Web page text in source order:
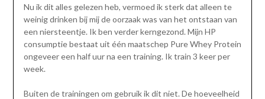
Nu ik dit alles gelezen heb, vermoed ik sterk dat alleen te
weinig drinken bij mij de oorzaak was van het ontstaan van
een niersteentje. Ik ben verder kerngezond. Mijn HP
consumptie bestaat uit één maatschep Pure Whey Protein
ongeveer een half uur na een training. Ik train 3 keer per
week.
Buiten de trainingen om gebruik ik dit niet. De hoeveelheid